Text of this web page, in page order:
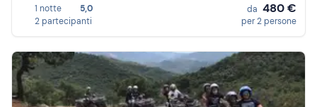
1 notte
5,0
2 partecipanti
da 480 €
per 2 persone